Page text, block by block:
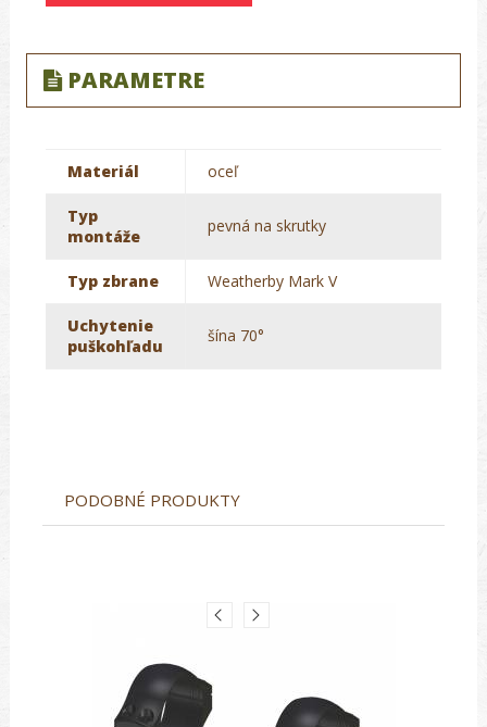
PARAMETRE
Materiál oceľ
Typ
montáže
pevná na skrutky
Typ zbrane Weatherby Mark V
Uchytenie
puškohľadu
šína 70°
PODOBNÉ PRODUKTY